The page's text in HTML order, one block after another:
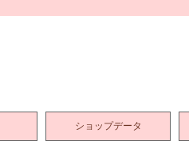
ショップデータ